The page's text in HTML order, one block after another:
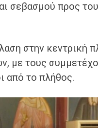
σεβασμού προς
στην κεντρική
τους
από το πλήθος.